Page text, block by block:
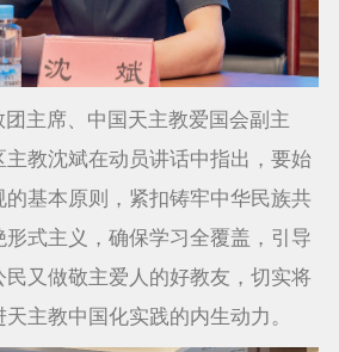
主席、中国天主教爱国会副主
教沈斌在动员讲话中指出，要始
基本原则，紧扣铸牢中华民族共
式主义，确保学习全覆盖，引导
又做敬主爱人的好教友，切实将
主教中国化实践的内生动力。